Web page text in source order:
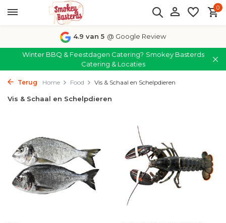
0
4.9 van 5 @ Google Review
Winter BBQ & Feestdagen Catering? Smokey Basterds
Catering & Locaties
Terug Home Food Vis & Schaal en Schelpdieren
Vis & Schaal en Schelpdieren